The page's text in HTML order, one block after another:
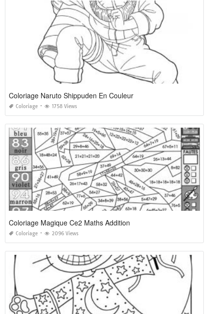
Coloriage Naruto Shippuden En Couleur
Coloriage 1758 Views
Coloriage Magique Ce2 Maths Addition
Coloriage 2096 Views